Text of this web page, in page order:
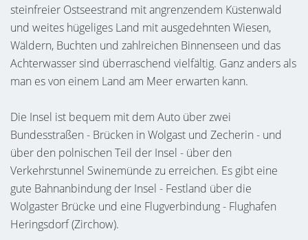
steinfreier Ostseestrand mit angrenzendem Küstenwald
und weites hügeliges Land mit ausgedehnten Wiesen,
Wäldern, Buchten und zahlreichen Binnenseen und das
Achterwasser sind überraschend vielfältig. Ganz anders als
man es von einem Land am Meer erwarten kann.
Die Insel ist bequem mit dem Auto über zwei
Bundesstraßen - Brücken in Wolgast und Zecherin - und
über den polnischen Teil der Insel - über den
Verkehrstunnel Swinemünde zu erreichen. Es gibt eine
gute Bahnanbindung der Insel - Festland über die
Wolgaster Brücke und eine Flugverbindung - Flughafen
Heringsdorf (Zirchow).